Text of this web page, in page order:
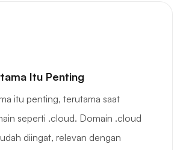
Itu Penting
itu penting, terutama saat
seperti .cloud. Domain .cloud
diingat, relevan dengan